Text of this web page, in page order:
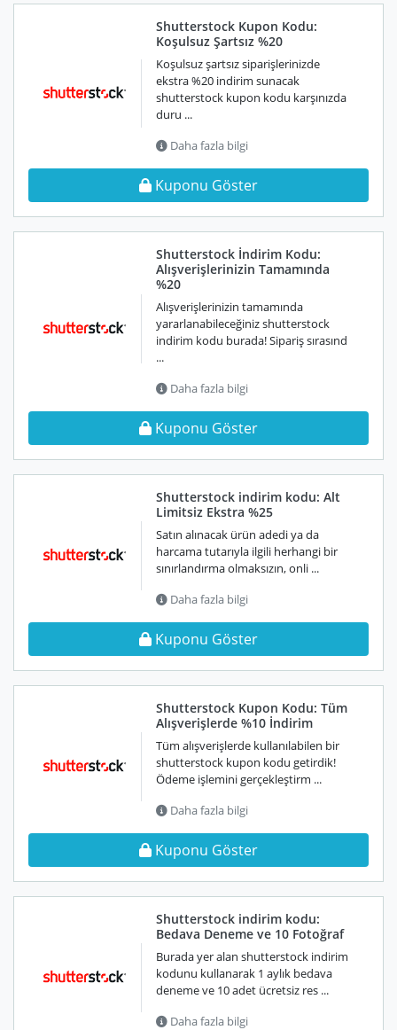
Shutterstock Kupon Kodu:
Koşulsuz Şartsız %20
Koşulsuz şartsız siparişlerinizde
ekstra %20 indirim sunacak
shutterstock kupon kodu karşınızda
duru ...
Daha fazla bilgi
Kuponu Göster
Shutterstock İndirim Kodu:
Alışverişlerinizin Tamamında
%20
Alışverişlerinizin tamamında
yararlanabileceğiniz shutterstock
indirim kodu burada! Sipariş sırasınd
...
Daha fazla bilgi
Kuponu Göster
Shutterstock indirim kodu: Alt
Limitsiz Ekstra %25
Satın alınacak ürün adedi ya da
harcama tutarıyla ilgili herhangi bir
sınırlandırma olmaksızın, onli ...
Daha fazla bilgi
Kuponu Göster
Shutterstock Kupon Kodu: Tüm
Alışverişlerde %10 İndirim
Tüm alışverişlerde kullanılabilen bir
shutterstock kupon kodu getirdik!
Ödeme işlemini gerçekleştirm ...
Daha fazla bilgi
Kuponu Göster
Shutterstock indirim kodu:
Bedava Deneme ve 10 Fotoğraf
Burada yer alan shutterstock indirim
kodunu kullanarak 1 aylık bedava
deneme ve 10 adet ücretsiz res ...
Daha fazla bilgi